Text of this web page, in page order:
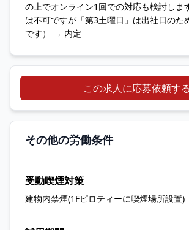
の上でオンライン1回での対応も検討しま
は不可ですが「第3土曜日」は出社日のた
です） → 内定
この求人に応募依頼する
その他の労働条件
受動喫煙対策
建物内禁煙(1Fピロティーに喫煙場所設置)